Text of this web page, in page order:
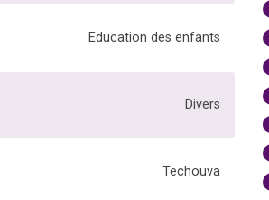
Education des enfants
Divers
Techouva